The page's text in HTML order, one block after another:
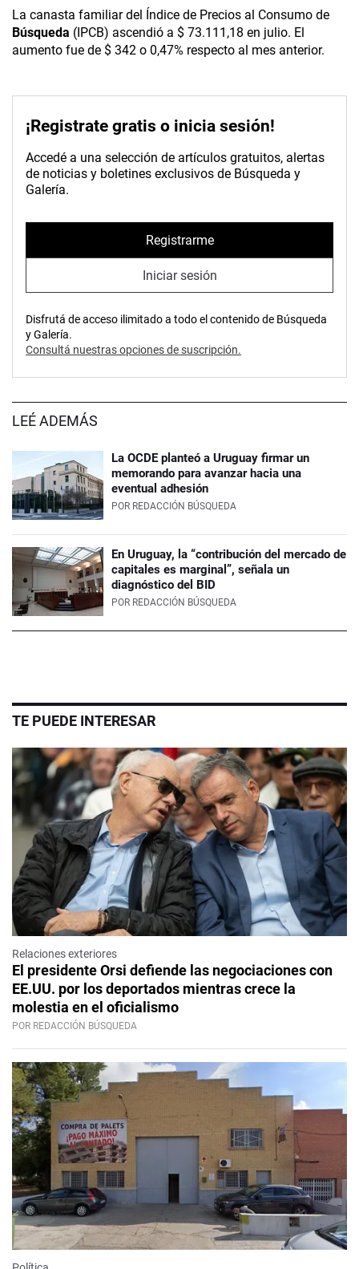
La canasta familiar del Índice de Precios al Consumo de
Búsqueda (IPCB) ascendió a $ 73.111,18 en julio. El
aumento fue de $ 342 o 0,47% respecto al mes anterior.
¡Registrate gratis o inicia sesión!
Accedé a una selección de artículos gratuitos, alertas
de noticias y boletines exclusivos de Búsqueda y
Galería.
Registrarme
Iniciar sesión
Disfrutá de acceso ilimitado a todo el contenido de Búsqueda
y Galería.
Consultá nuestras opciones de suscripción.
LEÉ ADEMÁS
La OCDE planteó a Uruguay firmar un
memorando para avanzar hacia una
eventual adhesión
POR REDACCIÓN BÚSQUEDA
En Uruguay, la “contribución del mercado de
capitales es marginal”, señala un
diagnóstico del BID
POR REDACCIÓN BÚSQUEDA
TE PUEDE INTERESAR
Relaciones exteriores
El presidente Orsi defiende las negociaciones con
EE.UU. por los deportados mientras crece la
molestia en el oficialismo
POR REDACCIÓN BÚSQUEDA